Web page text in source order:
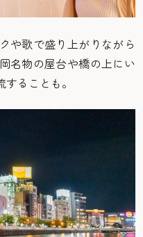
や歌で盛り上がりながら
名物の屋台や橋の上にい
ることも。